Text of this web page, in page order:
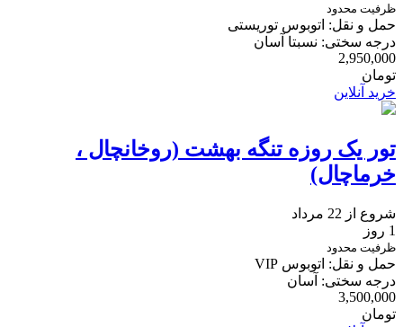
ظرفیت محدود
حمل و نقل: اتوبوس توریستی
درجه سختی: نسبتا آسان
2,950,000
تومان
خرید آنلاین
تور یک روزه تنگه بهشت (روخانچال ،
خرماچال)
شروع از 22 مرداد
1 روز
ظرفیت محدود
حمل و نقل: اتوبوس VIP
درجه سختی: آسان
3,500,000
تومان